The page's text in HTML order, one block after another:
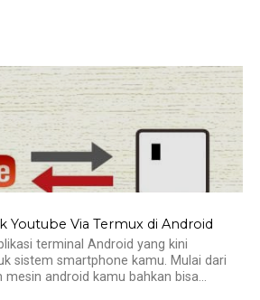
Youtube Via Termux di Android
terminal Android yang kini
sistem smartphone kamu. Mulai dari
android kamu bahkan bisa...